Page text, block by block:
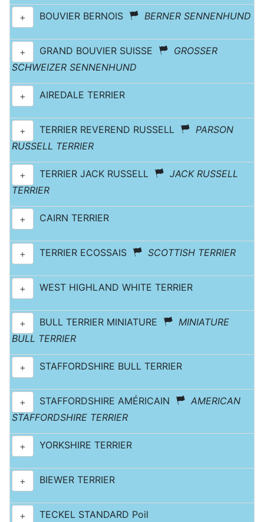
+ BOUVIER BERNOIS BERNER SENNENHUND
+ GRAND BOUVIER SUISSE
GROSSER
SCHWEIZER SENNENHUND
+ AIREDALE TERRIER
+ TERRIER REVEREND RUSSELL
PARSON
RUSSELL TERRIER
+ TERRIER JACK RUSSELL
JACK RUSSELL
TERRIER
+ CAIRN TERRIER
+ TERRIER ECOSSAIS SCOTTISH TERRIER
+ WEST HIGHLAND WHITE TERRIER
+ BULL TERRIER MINIATURE
MINIATURE
BULL TERRIER
+ STAFFORDSHIRE BULL TERRIER
+ STAFFORDSHIRE AMÉRICAIN
AMERICAN
STAFFORDSHIRE TERRIER
+ YORKSHIRE TERRIER
+ BIEWER TERRIER
+
TECKEL STANDARD Poil